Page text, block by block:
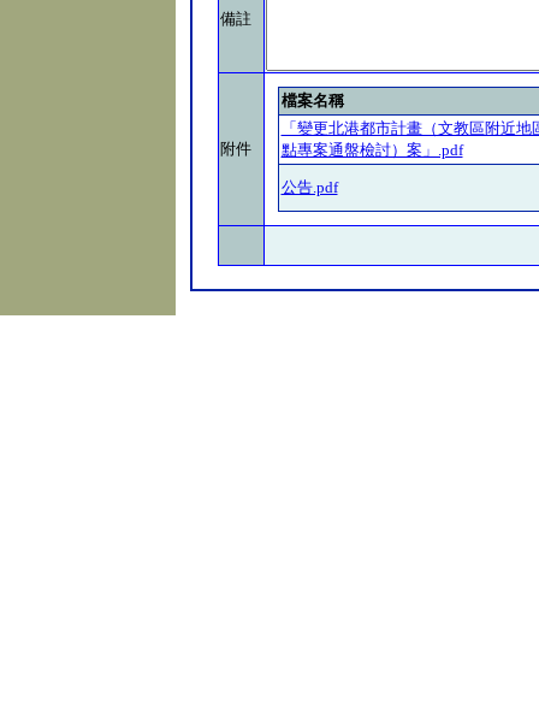
備註
附件
檔案名稱
「變更北港都市計畫（文教區附近
點專案通盤檢討）案」.pdf
公告.pdf